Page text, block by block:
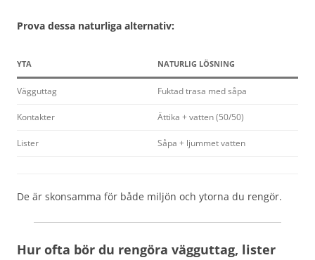
Prova dessa naturliga alternativ:
YTA NATURLIG LÖSNING
Vägguttag Fuktad trasa med såpa
Kontakter Ättika + vatten (50/50)
Lister Såpa + ljummet vatten
De är skonsamma för både miljön och ytorna du rengör.
Hur ofta bör du rengöra vägguttag, lister